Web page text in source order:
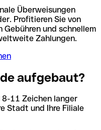
Überweisungen
Profitieren Sie von
und schnellem
Zahlungen.
aufgebaut?
8-11 Zeichen langer
Stadt und Ihre Filiale